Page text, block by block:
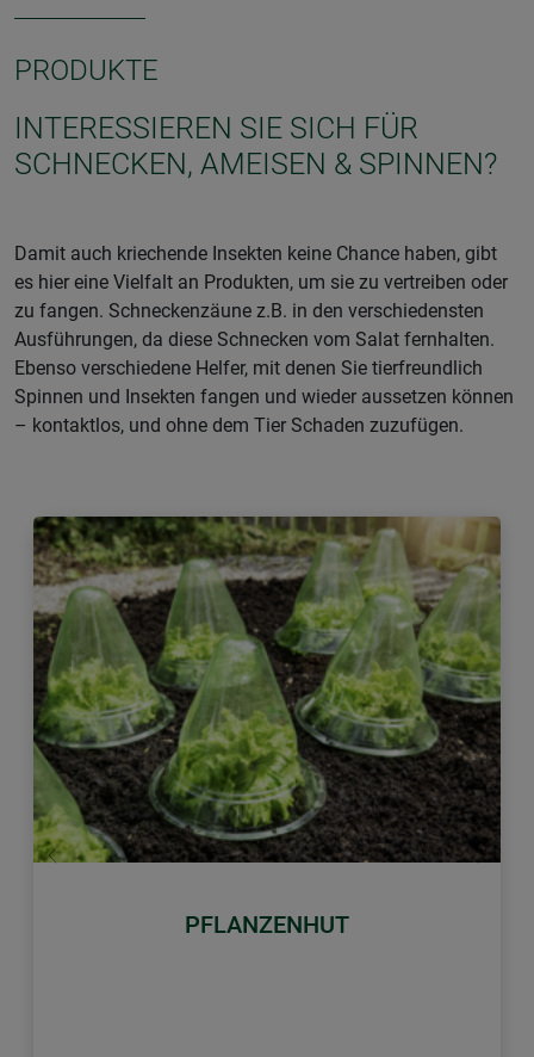
PRODUKTE
INTERESSIEREN SIE SICH FÜR
SCHNECKEN, AMEISEN & SPINNEN?
Damit auch kriechende Insekten keine Chance haben, gibt
es hier eine Vielfalt an Produkten, um sie zu vertreiben oder
zu fangen. Schneckenzäune z.B. in den verschiedensten
Ausführungen, da diese Schnecken vom Salat fernhalten.
Ebenso verschiedene Helfer, mit denen Sie tierfreundlich
Spinnen und Insekten fangen und wieder aussetzen können
– kontaktlos, und ohne dem Tier Schaden zuzufügen.
PFLANZENHUT
Zurück Weiter